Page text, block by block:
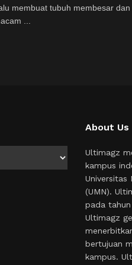
membuat tubuh membesar dan
...
About Us
Ultimagz
kampus
Universitas
(UMN).
pada
Ultimagz
bertujuan
kampus.